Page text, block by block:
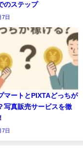
のステップ
7日
マートとPIXTAどっちが
写真販売サービスを徹
7日